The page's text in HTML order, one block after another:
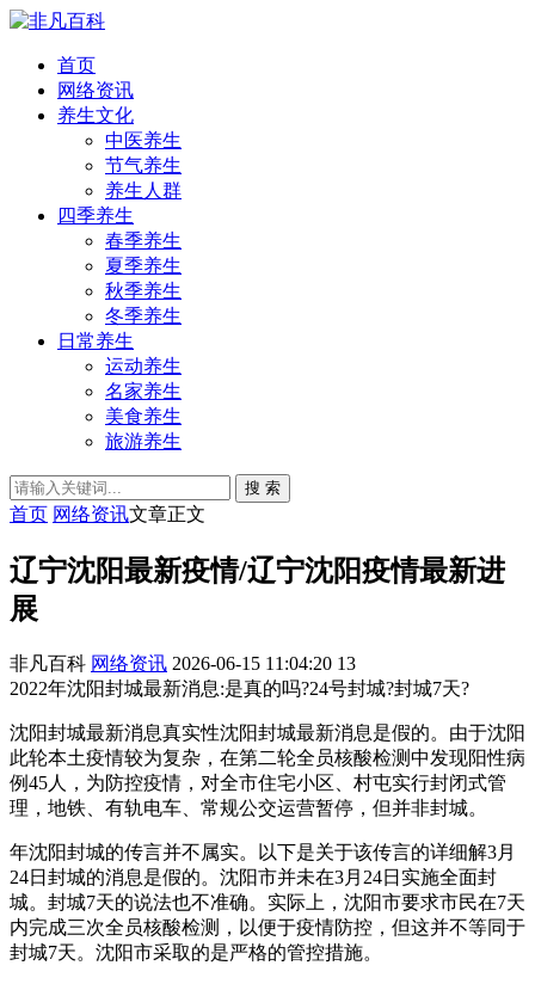
首页
网络资讯
养生文化
中医养生
节气养生
养生人群
四季养生
春季养生
夏季养生
秋季养生
冬季养生
日常养生
运动养生
名家养生
美食养生
旅游养生
搜 索
首页 网络资讯文章正文
辽宁沈阳最新疫情/辽宁沈阳疫情最新进
展
非凡百科 网络资讯 2026-06-15 11:04:20 13
2022年沈阳封城最新消息:是真的吗?24号封城?封城7天?
沈阳封城最新消息真实性沈阳封城最新消息是假的。由于沈阳
此轮本土疫情较为复杂，在第二轮全员核酸检测中发现阳性病
例45人，为防控疫情，对全市住宅小区、村屯实行封闭式管
理，地铁、有轨电车、常规公交运营暂停，但并非封城。
年沈阳封城的传言并不属实。以下是关于该传言的详细解3月
24日封城的消息是假的。沈阳市并未在3月24日实施全面封
城。封城7天的说法也不准确。实际上，沈阳市要求市民在7天
内完成三次全员核酸检测，以便于疫情防控，但这并不等同于
封城7天。沈阳市采取的是严格的管控措施。